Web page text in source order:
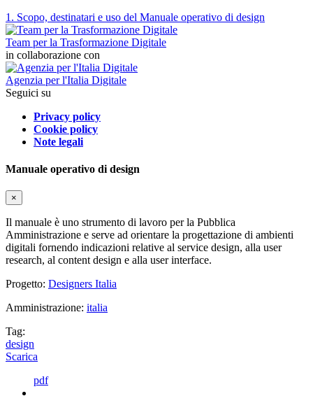
1. Scopo, destinatari e uso del Manuale operativo di design
Team per la Trasformazione Digitale
in collaborazione con
Agenzia per l'Italia Digitale
Seguici su
Privacy policy
Cookie policy
Note legali
Manuale operativo di design
×
Il manuale è uno strumento di lavoro per la Pubblica
Amministrazione e serve ad orientare la progettazione di ambienti
digitali fornendo indicazioni relative al service design, alla user
research, al content design e alla user interface.
Progetto: Designers Italia
Amministrazione: italia
Tag:
design
Scarica
pdf